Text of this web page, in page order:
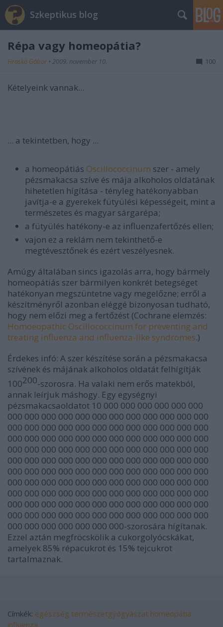
Szkeptikus blog
Répa vagy homeopátia?
Hraskó Gábor • 2009. november 10. 100
Kételyeink vannak...
... a tekintetben, hogy ...
a homeopátiás Oscillococcinum szer - amely
pézsmakacsa szíve és mája alkoholos oldatának
hihetetlen hígítása - tényleg hatékonyabban
javítja-e a gyerekek fütyülési képességeit, mint a
természetes és magyar sárgarépa;
a fütyülés hatékony-e az influenzafertőzés ellen;
vajon ez a reklám nem tekinthető-e
megtévesztőnek és ezért veszélyesnek.
Amúgy általában sincs igazolás arra, hogy bármely
homeopátiás szer bármilyen konkrét betegséget
hatékonyan megszüntetne vagy megelőzne; erről a
készítményről azonban eléggé bizonyosan tudható,
hogy nem előzi meg a fertőzést (Cochrane elemzés:
Homoeopathic Oscillococcinum for preventing and
treating influenza and influenza-like syndromes.)
Érdekes infó: A szer készítése során a pézsmakacsa
szívének és májának alkoholos oldatát felhígítják
100200-szorosra. Ha valaki nem erős matekból,
annak leírjuk máshogy. Egy egységnyi
pézsmakacsaoldatot 10 000 000 000 000 000 000
000 000 000 000 000 000 000 000 000 000 000 000
000 000 000 000 000 000 000 000 000 000 000 000
000 000 000 000 000 000 000 000 000 000 000 000
000 000 000 000 000 000 000 000 000 000 000 000
000 000 000 000 000 000 000 000 000 000 000 000
000 000 000 000 000 000 000 000 000 000 000 000
000 000 000 000 000 000 000 000 000 000 000 000
000 000 000 000 000 000 000 000 000 000 000 000
000 000 000 000 000 000 000 000 000 000 000 000
000 000 000 000 000 000 000 000 000 000 000 000
000 000 000 000 000 000 000-szorosára hígítanak.
Ezzel aztán megfröcskölik a cukorgolyócskákat,
amelyek 85% répacukrot és 15% tejcukrot
tartalmaznak.
Címkék: egészség természetgyógyászat homeopátia
influenza